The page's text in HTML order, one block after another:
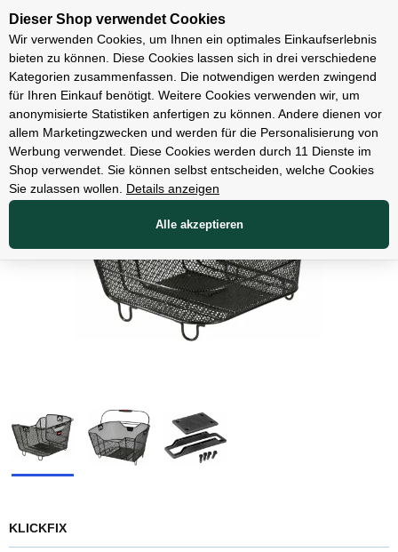
Unsere Filialen
Zubehör
KLICKFIX
Dieser Shop verwendet Cookies
Wir verwenden Cookies, um Ihnen ein optimales Einkaufserlebnis
bieten zu können. Diese Cookies lassen sich in drei verschiedene
Kategorien zusammenfassen. Die notwendigen werden zwingend
für Ihren Einkauf benötigt. Weitere Cookies verwenden wir, um
anonymisierte Statistiken anfertigen zu können. Andere dienen vor
allem Marketingzwecken und werden für die Personalisierung von
Werbung verwendet. Diese Cookies werden durch 11 Dienste im
Shop verwendet. Sie können selbst entscheiden, welche Cookies
Sie zulassen wollen.
Details anzeigen
Alle akzeptieren